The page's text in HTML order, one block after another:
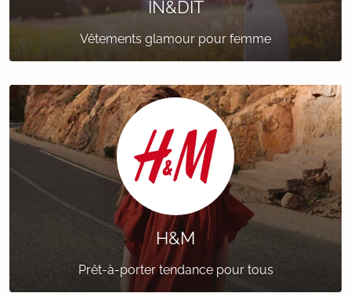
IN&DIT
Vêtements glamour pour femme
H&M
Prêt-à-porter tendance pour tous